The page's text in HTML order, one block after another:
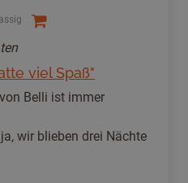
viel Spaß"
Belli ist immer
wir blieben drei Nächte